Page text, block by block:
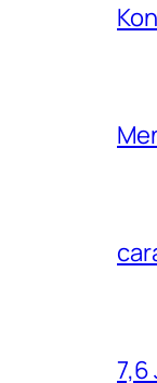
7,6